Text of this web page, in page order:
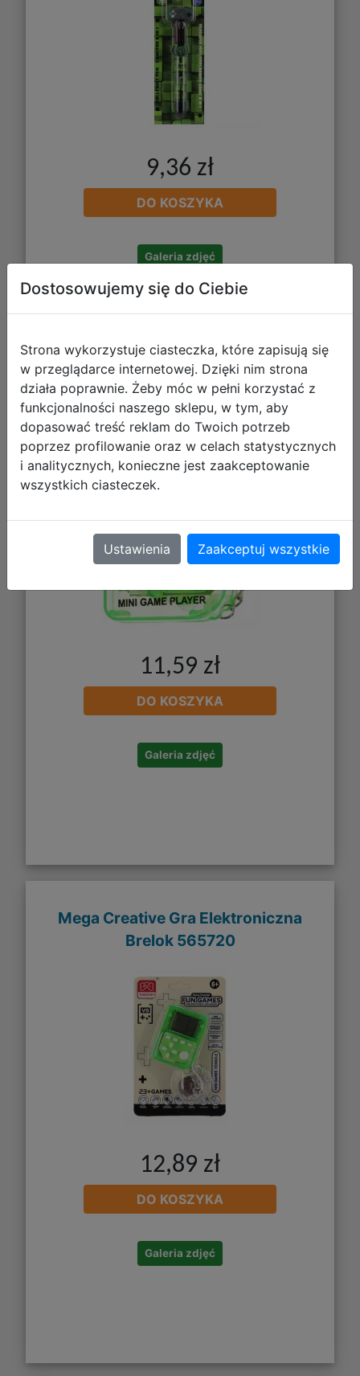
9,36 zł
DO KOSZYKA
Galeria zdjęć
Mega Creative Gra Elektroniczna
Brelok 569585
11,59 zł
DO KOSZYKA
Galeria zdjęć
Mega Creative Gra Elektroniczna
Brelok 565720
12,89 zł
DO KOSZYKA
Galeria zdjęć
Dostosowujemy się do Ciebie
Strona wykorzystuje ciasteczka, które zapisują się
w przeglądarce internetowej. Dzięki nim strona
działa poprawnie. Żeby móc w pełni korzystać z
funkcjonalności naszego sklepu, w tym, aby
dopasować treść reklam do Twoich potrzeb
poprzez profilowanie oraz w celach statystycznych
i analitycznych, konieczne jest zaakceptowanie
wszystkich ciasteczek.
Ustawienia Zaakceptuj wszystkie